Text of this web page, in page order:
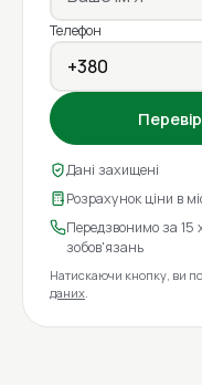
Телефон
Дані захищені
Розрахунок ціни в
Передзвонимо за
зобов'язань
Натискаючи кнопку, ви
даних.